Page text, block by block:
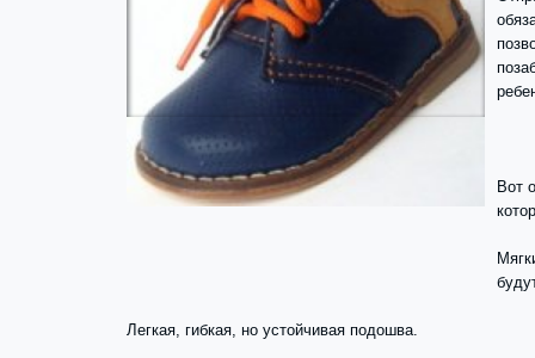
Вот
Легкая, гибкая, но устойчивая подошва.